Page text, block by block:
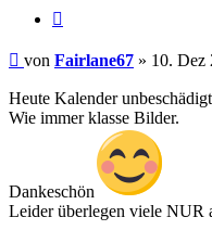
Beitrag
von Fairlane67 » 10. Dez
Heute Kalender
Wie immer klasse Bilder.
Dankeschön
Leider überlegen viele NUR